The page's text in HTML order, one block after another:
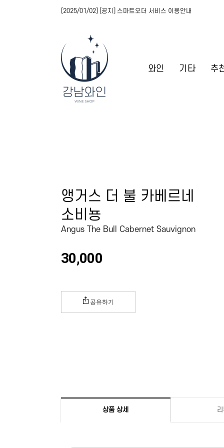
와인 기타 추
[2025/01/02] [공지] 스마트오더 서비스 이용안내
앵거스 더 불 카베르네
소비뇽
Angus The Bull Cabernet Sauvignon
30,000
공유하기
상품 상세